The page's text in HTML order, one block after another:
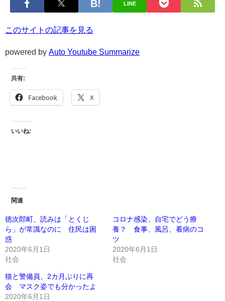
LINE
このサイトの記事を見る
powered by Auto Youtube Summarize
共有:
Facebook X
いいね:
関連
徳次郎町、読みは「とくじ
ら」が常識なのに 住民は困
惑
2020年6月1日
社会
コロナ感染、自宅でどう療
養？ 食事、風呂、看病のコ
ツ
2020年6月1日
社会
猫と警備員、2カ月ぶりに再
会 マスク姿でも分かったよ
2020年6月1日